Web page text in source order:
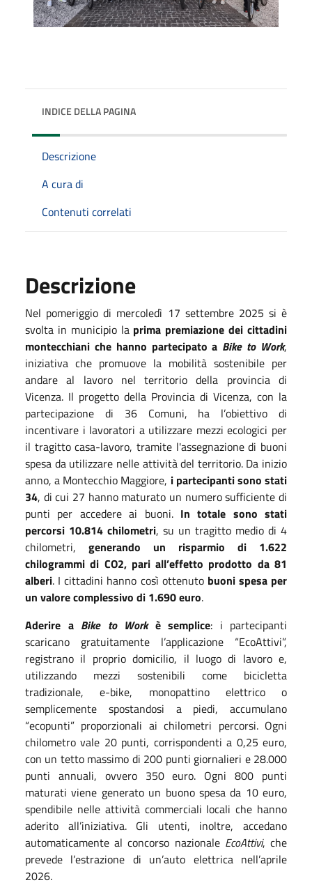
INDICE DELLA PAGINA
Descrizione
A cura di
Contenuti correlati
Descrizione
Nel pomeriggio di mercoledì 17 settembre 2025 si è
svolta in municipio laprima premiazione dei cittadini
montecchiani che hanno partecipato a Bike to Work,
iniziativa che promuove la mobilità sostenibile per
andare al lavoro nel territorio della provincia di
Vicenza. Il progetto della Provincia di Vicenza, con la
partecipazione di 36 Comuni, ha l’obiettivo di
incentivare i lavoratori a utilizzare mezzi ecologici per
il tragitto casa-lavoro, tramite l'assegnazione di buoni
spesa da utilizzare nelle attività del territorio. Da inizio
anno, a Montecchio Maggiore, i partecipanti sono stati
34, di cui 27 hanno maturato un numero sufficiente di
punti per accedere ai buoni. In totale sono stati
percorsi 10.814 chilometri, su un tragitto medio di 4
chilometri, generando un risparmio di 1.622
chilogrammi di CO2, pari all’effetto prodotto da 81
alberi. I cittadini hanno così ottenuto buoni spesa per
un valore complessivo di 1.690 euro.
Aderire a Bike to Workè semplice: i partecipanti
scaricano gratuitamente l’applicazione “EcoAttivi”,
registrano il proprio domicilio, il luogo di lavoro e,
utilizzando mezzi sostenibili come bicicletta
tradizionale, e-bike, monopattino elettrico o
semplicemente spostandosi a piedi, accumulano
“ecopunti” proporzionali ai chilometri percorsi. Ogni
chilometro vale 20 punti, corrispondenti a 0,25 euro,
con un tetto massimo di 200 punti giornalieri e 28.000
punti annuali, ovvero 350 euro. Ogni 800 punti
maturati viene generato un buono spesa da 10 euro,
spendibile nelle attività commerciali locali che hanno
aderito all’iniziativa. Gli utenti, inoltre, accedano
automaticamente al concorso nazionale EcoAttivi, che
prevede l’estrazione di un’auto elettrica nell’aprile
2026.